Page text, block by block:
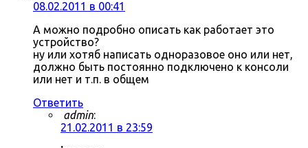
08.02.2011 в 00:41
А можно подробно описать как работает это
устройство?
ну или хотяб написать одноразовое оно или нет,
должно быть постоянно подключено к консоли
или нет и т.п. в общем
Ответить
admin:
21.02.2011 в 23:59